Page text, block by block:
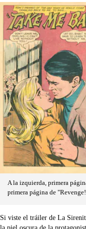
A la izquierda, primera
primera página de
Si viste el tráiler de La
la piel oscura de la